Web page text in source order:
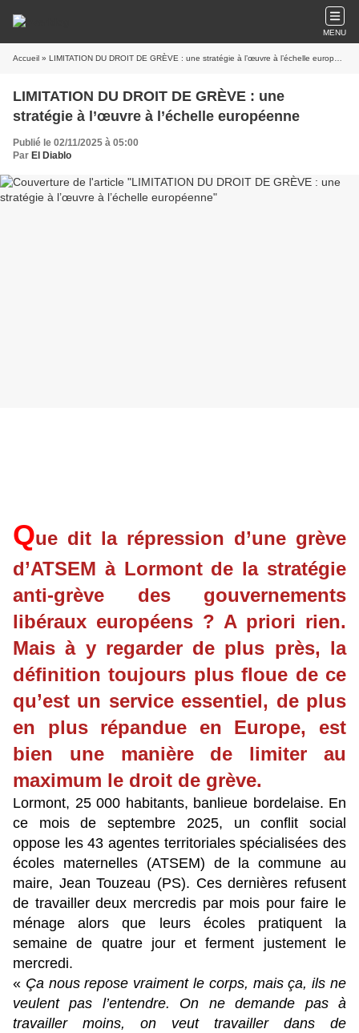
MENU
Accueil » LIMITATION DU DROIT DE GRÈVE : une stratégie à l’œuvre à l’échelle européenne
LIMITATION DU DROIT DE GRÈVE : une
stratégie à l’œuvre à l’échelle européenne
Publié le 02/11/2025 à 05:00
Par El Diablo
Que dit la répression d’une grève
d’ATSEM à Lormont de la stratégie
anti-grève des gouvernements
libéraux européens ? A priori rien.
Mais à y regarder de plus près, la
définition toujours plus floue de ce
qu’est un service essentiel, de plus
en plus répandue en Europe, est
bien une manière de limiter au
maximum le droit de grève.
Lormont, 25 000 habitants, banlieue bordelaise. En
ce mois de septembre 2025, un conflit social
oppose les 43 agentes territoriales spécialisées des
écoles maternelles (ATSEM) de la commune au
maire, Jean Touzeau (PS). Ces dernières refusent
de travailler deux mercredis par mois pour faire le
ménage alors que leurs écoles pratiquent la
semaine de quatre jour et ferment justement le
mercredi.
« Ça nous repose vraiment le corps, mais ça, ils ne
veulent pas l’entendre. On ne demande pas à
travailler moins, on veut travailler dans de